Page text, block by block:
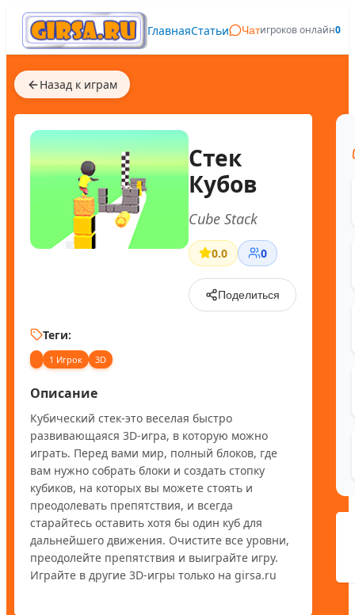
ГлавнаяСтатьи Чатигроков онлайн0
Назад к играм
Стек
Кубов
Cube Stack
0.0 0
Поделиться
Теги:
1 Игрок 3D
Описание
Кубический стек-это веселая быстро
развивающаяся 3D-игра, в которую можно
играть. Перед вами мир, полный блоков, где
вам нужно собрать блоки и создать стопку
кубиков, на которых вы можете стоять и
преодолевать препятствия, и всегда
старайтесь оставить хотя бы один куб для
дальнейшего движения. Очистите все уровни,
преодолейте препятствия и выиграйте игру.
Играйте в другие 3D-игры только на girsa.ru